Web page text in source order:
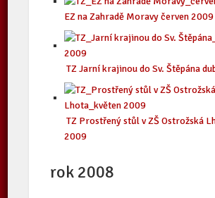
EZ na Zahradě Moravy červen 2009
TZ Jarní krajinou do Sv. Štěpána
TZ Prostřený stůl v ZŠ Ostrožská
2009
rok 2008